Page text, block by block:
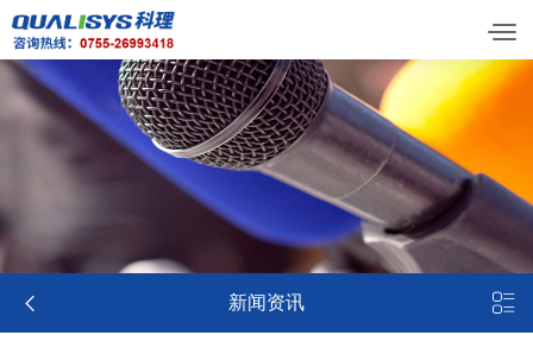
 新闻资讯 